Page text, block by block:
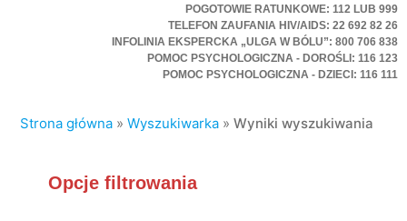
POGOTOWIE RATUNKOWE: 112 LUB 999
TELEFON ZAUFANIA HIV/AIDS: 22 692 82 26
INFOLINIA EKSPERCKA „ULGA W BÓLU”: 800 706 838
POMOC PSYCHOLOGICZNA - DOROŚLI: 116 123
POMOC PSYCHOLOGICZNA - DZIECI: 116 111
Strona główna »Wyszukiwarka »Wyniki wyszukiwania
Opcje filtrowania